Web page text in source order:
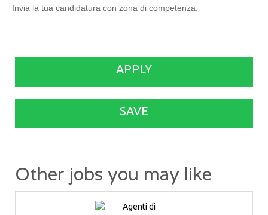
Invia la tua candidatura con zona di competenza.
APPLY
SAVE
Other jobs you may like